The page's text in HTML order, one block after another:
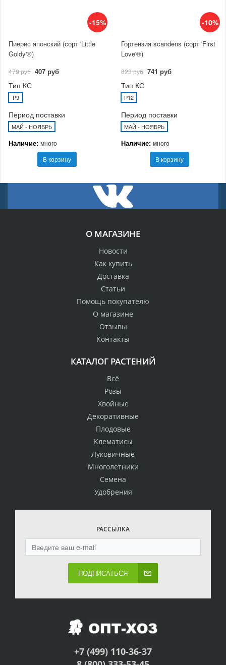
-15%
Пиерис японский (сорт 'Little
Goldy'®)
479 руб 407 руб
Тип КС
P9
Период поставки
МАЙ - НОЯБРЬ
Наличие: много
В корзину
-10%
Гортензия scandens (сорт 'First
Love'®)
823 руб 741 руб
Тип КС
P12
Период поставки
МАЙ - НОЯБРЬ
Наличие: много
В корзину
О МАГАЗИНЕ
Новости
Как купить
Доставка
Статьи
Помощь покупателю
О магазине
Отзывы
Контакты
КАТАЛОГ РАСТЕНИЙ
Всё
Розы
Хвойные
Декоративные
Плодовые
Клематисы
Луковичные
Многолетники
Семена
Удобрения
РАССЫЛКА
ПОДПИСАТЬСЯ
+7 (499) 110-36-37